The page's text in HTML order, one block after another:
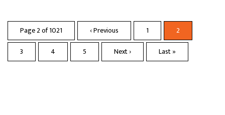
Page 2 of 1021 ‹ Previous 1
2
3
4 5 Next › Last »